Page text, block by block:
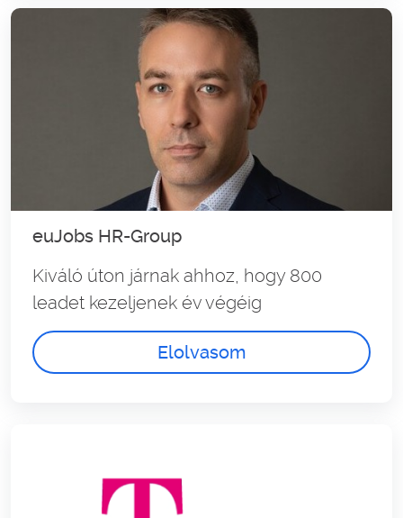
euJobs HR-Group
Kiváló úton járnak ahhoz, hogy 800
leadet kezeljenek év végéig
Elolvasom